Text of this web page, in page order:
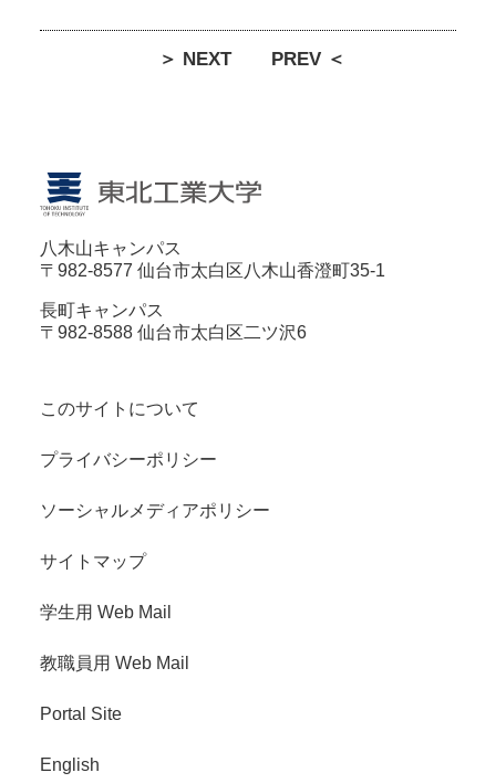
＞ NEXT PREV ＜
八木山キャンパス
〒982-8577 仙台市太白区八木山香澄町35-1
長町キャンパス
〒982-8588 仙台市太白区二ツ沢6
このサイトについて
プライバシーポリシー
ソーシャルメディアポリシー
サイトマップ
学生用 Web Mail
教職員用 Web Mail
Portal Site
English